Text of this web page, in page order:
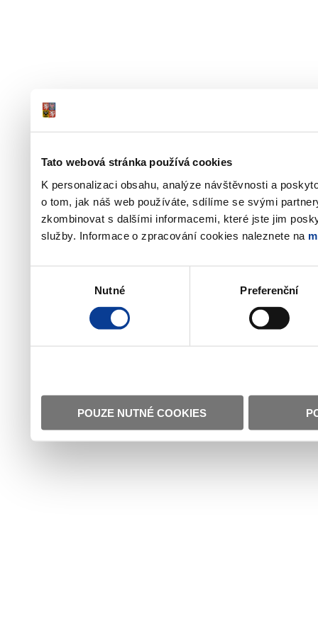
Tato webová stránka používá cookies
K personalizaci obsahu, analýze návštěvnosti a
o tom, jak náš web používáte, sdílíme se svými
zkombinovat s dalšími informacemi, které jste jim
služby. Informace o zpracování cookies naleznete na
Nutné Preferenční
POUZE NUTNÉ COOKIES